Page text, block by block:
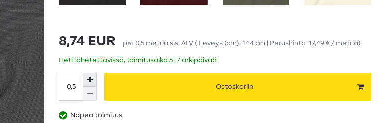
8,74 EUR per 0,5 metriä sis. ALV ( Leveys (cm): 144 cm | Perushinta 17,49 € / metriä)
Heti lähetettävissä, toimitusaika 5–7 arkipäivää
Ostoskoriin
Nopea toimitus